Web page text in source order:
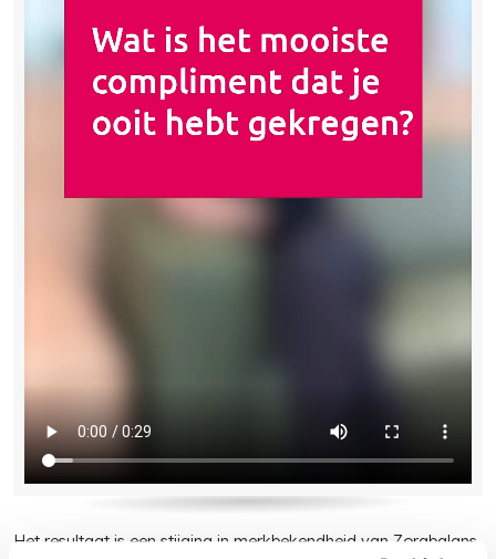
Het resultaat is een stijging in merkbekendheid van Zorgbalans